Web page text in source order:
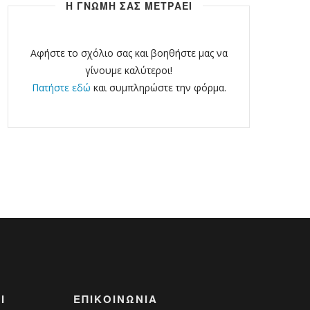
Η ΓΝΩΜΗ ΣΑΣ ΜΕΤΡΑΕΙ
Αφήστε το σχόλιο σας και βοηθήστε μας να
γίνουμε καλύτεροι!
Πατήστε εδώ και συμπληρώστε την φόρμα.
ΕΠΙΚΟΙΝΩΝΊΑ